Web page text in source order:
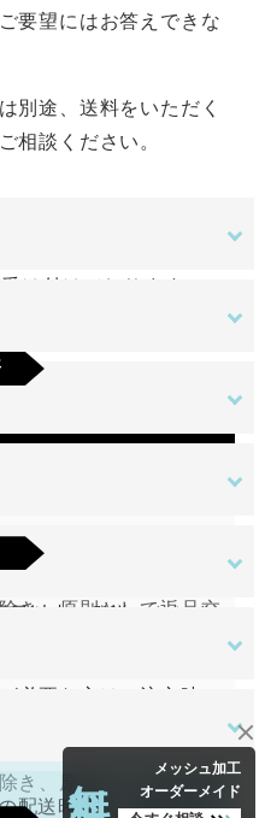
メッシュ加工
オーダーメイド
要望にはお答えできな
別途、送料をいただく
相談ください。
け付けております。
AMEX
定の口座へお振込みを
確認後の商品手配と
寄せ商品の場合、著し
き、原則として返品交
寄せ商品の場合、著し
き、原則として返品交
日以内に発送いたしま
配送時間をご指定頂
必要な方はご注文時に